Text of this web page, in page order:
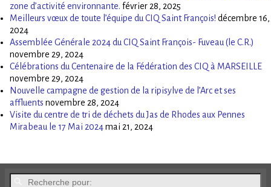
zone d’activité environnante. février 28, 2025
Meilleurs vœux de toute l’équipe du CIQ Saint François! décembre 16,
2024
Assemblée Générale 2024 du CIQ Saint François- Fuveau (le C.R.)
novembre 29, 2024
Célébrations du Centenaire de la Fédération des CIQ à MARSEILLE
novembre 29, 2024
Nouvelle campagne de gestion de la ripisylve de l’Arc et ses
affluents novembre 28, 2024
Visite du centre de tri de déchets du Jas de Rhodes aux Pennes
Mirabeau le 17 Mai 2024mai 21, 2024